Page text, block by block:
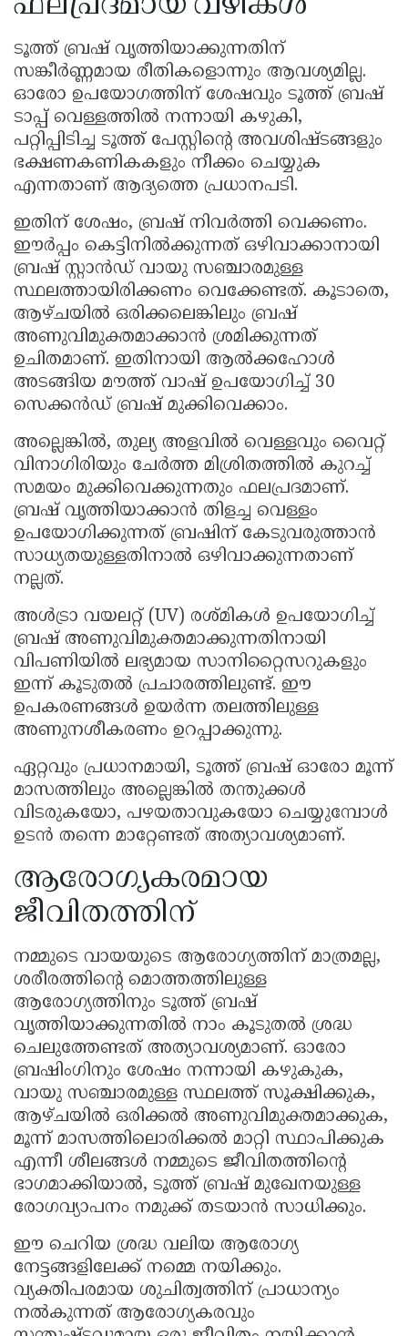
ടൂത്ത് ബ്രഷ് വൃത്തിയാക്കുന്നതിന്
സങ്കീർണ്ണമായ രീതികളൊന്നും ആവശ്യമില്ല.
ഓരോ ഉപയോഗത്തിന് ശേഷവും ടൂത്ത് ബ്രഷ്
ടാപ്പ് വെള്ളത്തിൽ നന്നായി കഴുകി,
പറ്റിപ്പിടിച്ച ടൂത്ത് പേസ്റ്റിന്റെ അവശിഷ്ടങ്ങളും
ഭക്ഷണകണികകളും നീക്കം ചെയ്യുക
എന്നതാണ് ആദ്യത്തെ പ്രധാനപടി.
ഇതിന് ശേഷം, ബ്രഷ് നിവർത്തി വെക്കണം.
ഈർപ്പം കെട്ടിനിൽക്കുന്നത് ഒഴിവാക്കാനായി
ബ്രഷ് സ്റ്റാൻഡ് വായു സഞ്ചാരമുള്ള
സ്ഥലത്തായിരിക്കണം വെക്കേണ്ടത്. കൂടാതെ,
ആഴ്ചയിൽ ഒരിക്കലെങ്കിലും ബ്രഷ്
അണുവിമുക്തമാക്കാൻ ശ്രമിക്കുന്നത്
ഉചിതമാണ്. ഇതിനായി ആൽക്കഹോൾ
അടങ്ങിയ മൗത്ത് വാഷ് ഉപയോഗിച്ച് 30
സെക്കൻഡ് ബ്രഷ് മുക്കിവെക്കാം.
അല്ലെങ്കിൽ, തുല്യ അളവിൽ വെള്ളവും വൈറ്റ്
വിനാഗിരിയും ചേർത്ത മിശ്രിതത്തിൽ കുറച്ച്
സമയം മുക്കിവെക്കുന്നതും ഫലപ്രദമാണ്.
ബ്രഷ് വൃത്തിയാക്കാൻ തിളച്ച വെള്ളം
ഉപയോഗിക്കുന്നത് ബ്രഷിന് കേടുവരുത്താൻ
സാധ്യതയുള്ളതിനാൽ ഒഴിവാക്കുന്നതാണ്
നല്ലത്.
അൾട്രാ വയലറ്റ് (UV) രശ്മികൾ ഉപയോഗിച്ച്
ബ്രഷ് അണുവിമുക്തമാക്കുന്നതിനായി
വിപണിയിൽ ലഭ്യമായ സാനിറ്റൈസറുകളും
ഇന്ന് കൂടുതൽ പ്രചാരത്തിലുണ്ട്. ഈ
ഉപകരണങ്ങൾ ഉയർന്ന തലത്തിലുള്ള
അണുനശീകരണം ഉറപ്പാക്കുന്നു.
ഏറ്റവും പ്രധാനമായി, ടൂത്ത് ബ്രഷ് ഓരോ മൂന്ന്
മാസത്തിലും അല്ലെങ്കിൽ തന്തുക്കൾ
വിടരുകയോ, പഴയതാവുകയോ ചെയ്യുമ്പോൾ
ഉടൻ തന്നെ മാറ്റേണ്ടത് അത്യാവശ്യമാണ്.
ആരോഗ്യകരമായ
ജീവിതത്തിന്
നമ്മുടെ വായയുടെ ആരോഗ്യത്തിന് മാത്രമല്ല,
ശരീരത്തിന്റെ മൊത്തത്തിലുള്ള
ആരോഗ്യത്തിനും ടൂത്ത് ബ്രഷ്
വൃത്തിയാക്കുന്നതിൽ നാം കൂടുതൽ ശ്രദ്ധ
ചെലുത്തേണ്ടത് അത്യാവശ്യമാണ്. ഓരോ
ബ്രഷിംഗിനും ശേഷം നന്നായി കഴുകുക,
വായു സഞ്ചാരമുള്ള സ്ഥലത്ത് സൂക്ഷിക്കുക,
ആഴ്ചയിൽ ഒരിക്കൽ അണുവിമുക്തമാക്കുക,
മൂന്ന് മാസത്തിലൊരിക്കൽ മാറ്റി സ്ഥാപിക്കുക
എന്നീ ശീലങ്ങൾ നമ്മുടെ ജീവിതത്തിന്റെ
ഭാഗമാക്കിയാൽ, ടൂത്ത് ബ്രഷ് മുഖേനയുള്ള
രോഗവ്യാപനം നമുക്ക് തടയാൻ സാധിക്കും.
ഈ ചെറിയ ശ്രദ്ധ വലിയ ആരോഗ്യ
നേട്ടങ്ങളിലേക്ക് നമ്മെ നയിക്കും.
വ്യക്തിപരമായ ശുചിത്വത്തിന് പ്രാധാന്യം
നൽകുന്നത് ആരോഗ്യകരവും